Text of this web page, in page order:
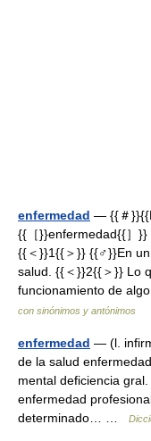
enfermedad — {{＃
{{［}}enfermedad{{］}}
{{＜}}1{{＞}} {{♂}}En
salud. {{＜}}2{{＞}} Lo
funcionamiento de
con sinónimos y antónimos
enfermedad — (l.
de la salud
mental deficiencia
enfermedad
determinado… …